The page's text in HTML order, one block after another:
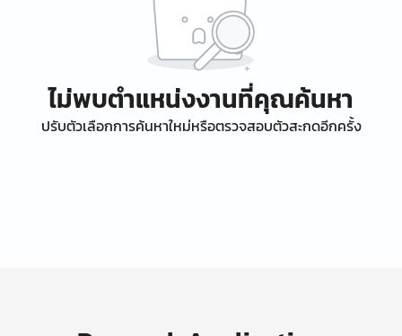
ไม่พบตำแหน่งงานที่คุณค้นหา
ปรับตัวเลือกการค้นหาใหม่หรือตรวจสอบตัวสะกดอีกครั้ง